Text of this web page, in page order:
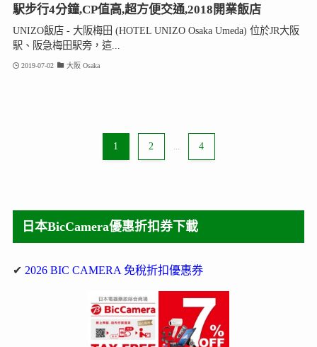
駅步行4分鐘,CP值高,超方便交通,2018開業飯店
UNIZO飯店 - 大阪梅田 (HOTEL UNIZO Osaka Umeda) 位於JR大阪
駅、阪急梅田駅旁，這...
2019-07-02 大阪 Osaka
1 2 ... 4
日本BicCamera優惠折扣券下載
✔ 2026 BIC CAMERA 免稅折扣優惠券